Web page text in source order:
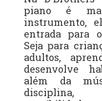
piano é
instrumento,
entrada para
Seja para
adultos,
desenvolve
além da
disciplina,